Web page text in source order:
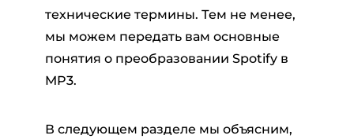
технические термины. Тем не менее,
мы можем передать вам основные
понятия о преобразовании Spotify в
MP3.
В следующем разделе мы объясним,